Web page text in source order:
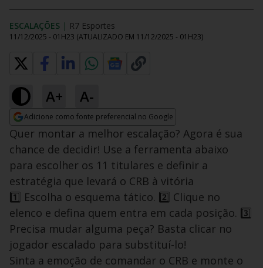
ESCALAÇÕES | R7 Esportes
11/12/2025 - 01H23 (ATUALIZADO EM 11/12/2025 - 01H23)
A+ A-
Adicione como fonte preferencial no Google
Opens in new window
Quer montar a melhor escalação? Agora é sua
chance de decidir! Use a ferramenta abaixo
para escolher os 11 titulares e definir a
estratégia que levará o CRB à vitória
1️⃣ Escolha o esquema tático. 2️⃣ Clique no
elenco e defina quem entra em cada posição. 3️⃣
Precisa mudar alguma peça? Basta clicar no
jogador escalado para substituí-lo!
Sinta a emoção de comandar o CRB e monte o